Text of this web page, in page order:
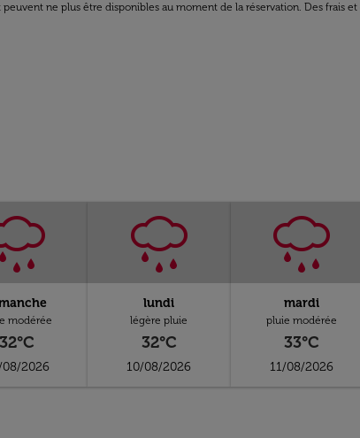
ne plus être disponibles au moment de la réservation. Des frais
modérée
32°C
08/2026
lundi
légère pluie
32°C
10/08/2026
mardi
pluie modérée
33°C
11/08/2026